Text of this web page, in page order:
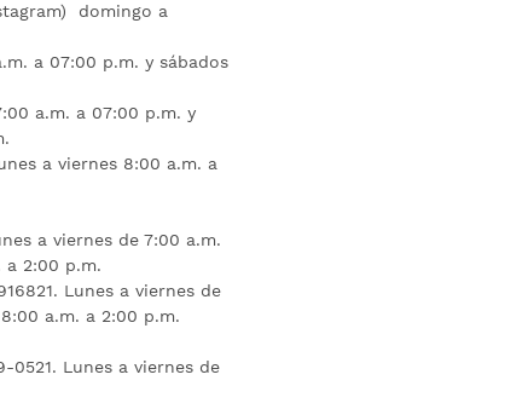
domingo a
a 07:00 p.m. y sábados
a.m. a 07:00 p.m. y
a viernes 8:00 a.m. a
a viernes de 7:00 a.m.
a 2:00 p.m.
Lunes a viernes de
a.m. a 2:00 p.m.
0521. Lunes a viernes de